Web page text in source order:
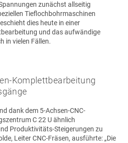
zunächst allseitig
Tieflochbohrmaschinen
dies heute in einer
und das aufwändige
in vielen Fällen.
Komplettbearbeitung
dank dem 5-Achsen-CNC-
C 22 U ähnlich
Produktivitäts-Steigerungen zu
Leiter CNC-Fräsen, ausführte: „Die